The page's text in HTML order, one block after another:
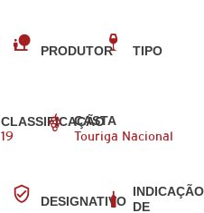
PRODUTOR TIPO
CLASSIFICAÇÃO
19
CASTA
Touriga Nacional
DESIGNATIVO
INDICAÇÃO
DE